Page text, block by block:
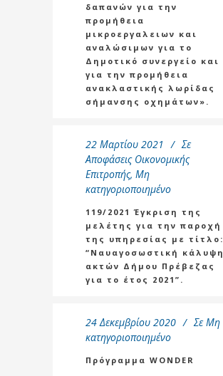
δαπανών για την
προμήθεια
μικροεργαλειων και
αναλώσιμων για το
Δημοτικό συνεργείο και
για την προμήθεια
ανακλαστικής λωρίδας
σήμανσης οχημάτων».
22 Μαρτίου 2021
Σε
Αποφάσεις Οικονομικής
Επιτροπής, Μη
κατηγοριοποιημένο
119/2021 Έγκριση της
μελέτης για την παροχή
της υπηρεσίας με τίτλο:
“Ναυαγοσωστική κάλυψη
ακτών Δήμου Πρέβεζας
για το έτος 2021”.
24 Δεκεμβρίου 2020 Σε Μη
κατηγοριοποιημένο
Πρόγραμμα WONDER